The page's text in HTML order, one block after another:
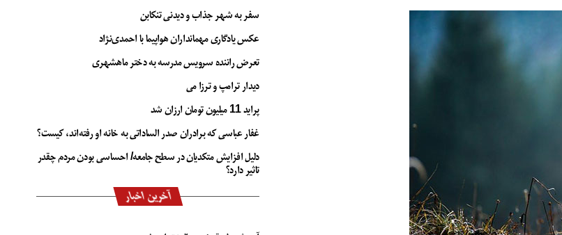
سفر به شهر جذاب و دیدنی تنکابن
عکس یادگاری مهمانداران هواپیما با احمدی‌نژاد
تعرض راننده سرویس مدرسه به دختر ماهشهری
دیدار ترامپ و ترزا می
پراید 11 میلیون تومان ارزان شد
غفار عباسی که برادران صدر الساداتی به خانه او رفته‌اند، کیست؟
دلیل افزایش متکدیان در سطح جامعه/ احساسی بودن مردم چقدر
تاثیر دارد؟
آخرین اخبار